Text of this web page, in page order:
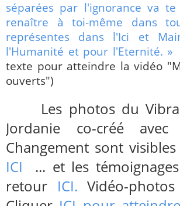
séparées par l'ignorance va
renaître à toi-même dans
représentes dans l'Ici et
l'Humanité et pour l'Eternité. »
texte pour atteindre la vidéo
ouverts")
Les photos du
Jordanie co-créé
Changement sont visibles
ICI
... et les
retour ICI. Vidéo-